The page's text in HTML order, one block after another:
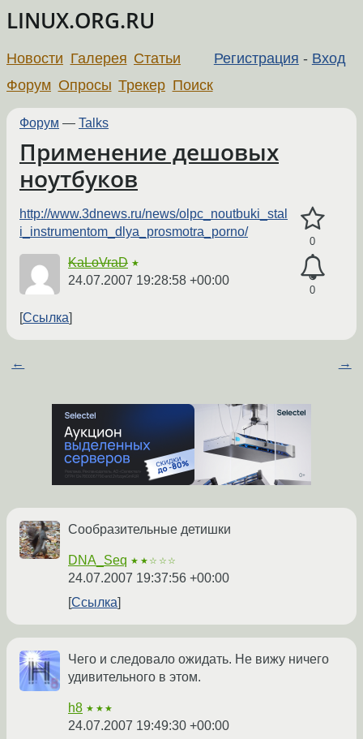
LINUX.ORG.RU
Регистрация - Вход
Новости Галерея Статьи
Форум Опросы Трекер Поиск
Форум — Talks
Применение дешовых
ноутбуков
0
0
http://www.3dnews.ru/news/olpc_noutbuki_stal
i_instrumentom_dlya_prosmotra_porno/
KaLoVraD ★
24.07.2007 19:28:58 +00:00
Ссылка
← →
Сообразительные детишки
DNA_Seq ★★☆☆☆
24.07.2007 19:37:56 +00:00
Ссылка
Чего и следовало ожидать. Не вижу ничего
удивительного в этом.
h8 ★★★
24.07.2007 19:49:30 +00:00